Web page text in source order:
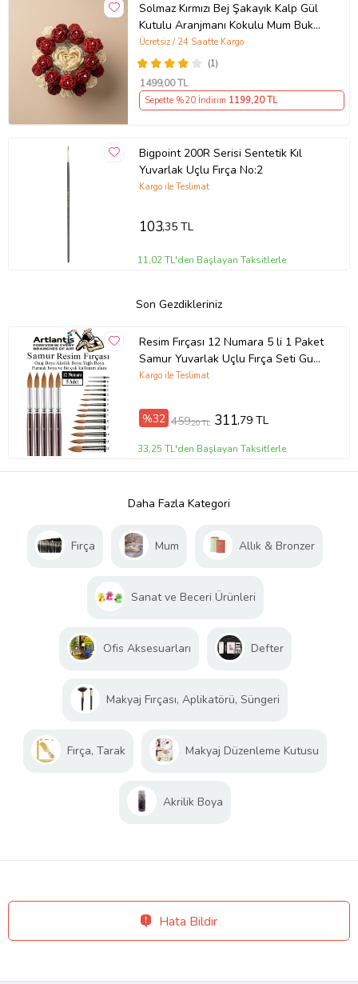
Solmaz Kırmızı Bej Şakayık Kalp Gül
Kutulu Aranjmanı Kokulu Mum Buketi
Demeti Ofis İş Sevgili Özel Nişan
Anneler Günü Hediyelik Doğum
Günü Sıradışı Farklı Ev Hediyesi
(1)
Ücretsiz / 24 Saatte Kargo
1499,00 TL
Sepette %20 İndirim 1199,20 TL
Bigpoint 200R Serisi Sentetik Kıl
Yuvarlak Uçlu Fırça No:2
Kargo ile Teslimat
103,35 TL
11,02 TL'den Başlayan Taksitlerle
Son Gezdikleriniz
Resim Fırçası 12 Numara 5 li 1 Paket
Samur Yuvarlak Uçlu Fırça Seti Guaj
Sulu Akrilik Yağlı Boya Fırçaları
Kargo ile Teslimat
%32 459,20 TL 311,79 TL
33,25 TL'den Başlayan Taksitlerle
Daha Fazla Kategori
Fırça Mum Allık & Bronzer
Sanat ve Beceri Ürünleri
Ofis Aksesuarları Defter
Makyaj Fırçası, Aplikatörü, Süngeri
Fırça, Tarak Makyaj Düzenleme Kutusu
Akrilik Boya
Hata Bildir